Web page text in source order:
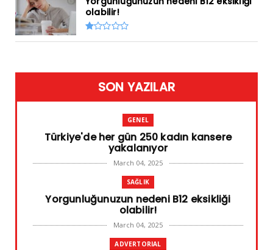
olabilir!
SON YAZILAR
GENEL
Türkiye'de her gün 250 kadın kansere
yakalanıyor
March 04, 2025
SAĞLIK
Yorgunluğunuzun nedeni B12 eksikliği
olabilir!
March 04, 2025
ADVERTORIAL